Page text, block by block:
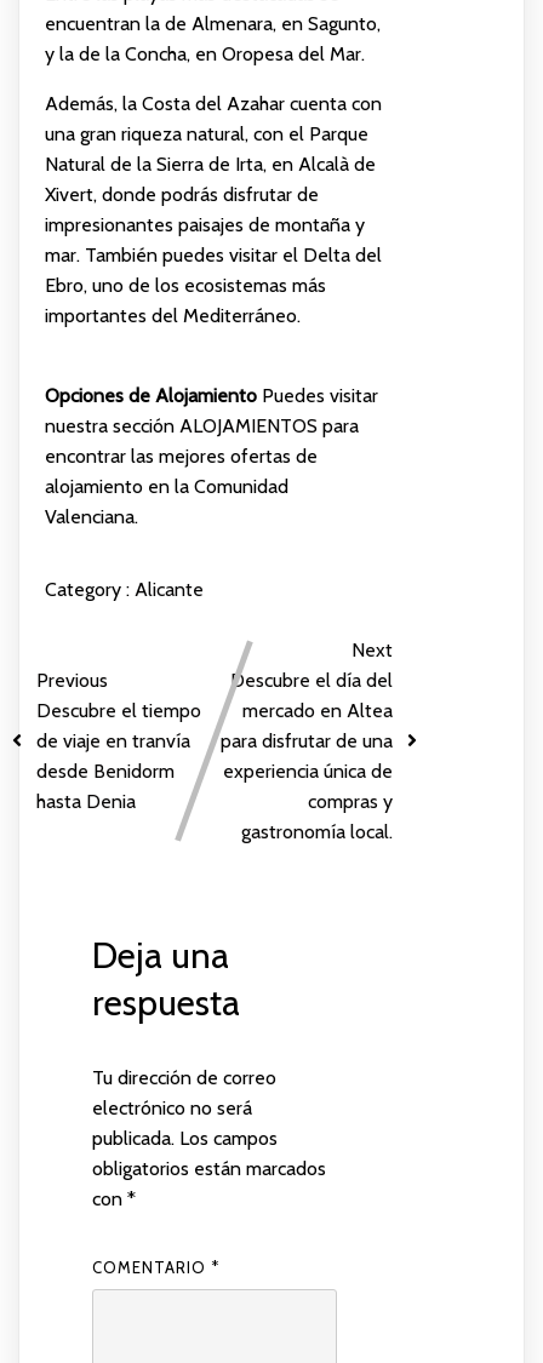
encuentran la de Almenara, en Sagunto,
y la de la Concha, en Oropesa del Mar.
Además, la Costa del Azahar cuenta con
una gran riqueza natural, con el Parque
Natural de la Sierra de Irta, en Alcalà de
Xivert, donde podrás disfrutar de
impresionantes paisajes de montaña y
mar. También puedes visitar el Delta del
Ebro, uno de los ecosistemas más
importantes del Mediterráneo.
Opciones de AlojamientoPuedes visitar
nuestra sección ALOJAMIENTOS para
encontrar las mejores ofertas de
alojamiento en la Comunidad
Valenciana.
Category : Alicante
Previous
Descubre el tiempo
de viaje en tranvía
desde Benidorm
hasta Denia
Next
Descubre el día del
mercado en Altea
para disfrutar de una
experiencia única de
compras y
gastronomía local.
Deja una
respuesta
Tu dirección de correo
electrónico no será
publicada. Los campos
obligatorios están marcados
con *
COMENTARIO *